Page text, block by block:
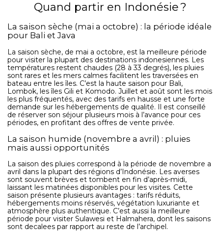
Quand partir en Indonésie ?
La saison sèche (mai a octobre) : la période idéale
pour Bali et Java
La saison sèche, de mai a octobre, est la meilleure période
pour visiter la plupart des destinations indonesiennes. Les
températures restent chaudes (28 à 33 degrés), les pluies
sont rares et les mers calmes facilitent les traversées en
bateau entre les îles. C’est la haute saison pour Bali,
Lombok, les îles Gili et Komodo. Juillet et août sont les mois
les plus fréquentés, avec des tarifs en hausse et une forte
demande sur les hébergements de qualité. Il est conseillé
de réserver son séjour plusieurs mois à l’avance pour ces
périodes, en profitant des offres de vente privée.
La saison humide (novembre a avril) : pluies
mais aussi opportunités
La saison des pluies correspond à la période de novembre a
avril dans la plupart des régions d’Indonésie. Les averses
sont souvent brèves et tombent en fin d’après-midi,
laissant les matinées disponibles pour les visites. Cette
saison présente plusieurs avantages : tarifs réduits,
hébergements moins réservés, végétation luxuriante et
atmosphère plus authentique. C’est aussi la meilleure
période pour visiter Sulawesi et Halmahera, dont les saisons
sont decalees par rapport au reste de l’archipel.